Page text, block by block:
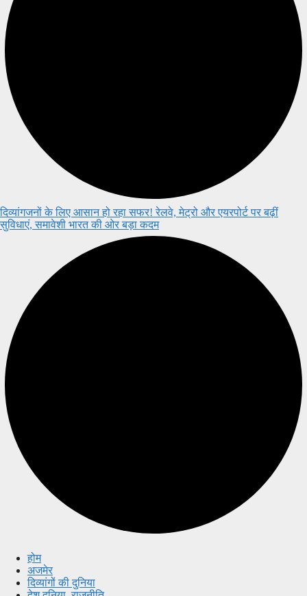
दिव्यांगजनों के लिए आसान हो रहा सफर! रेलवे, मेट्रो और एयरपोर्ट पर बढ़ीं
सुविधाएं, समावेशी भारत की ओर बड़ा कदम
होम
अजमेर
दिव्यांगों की दुनिया